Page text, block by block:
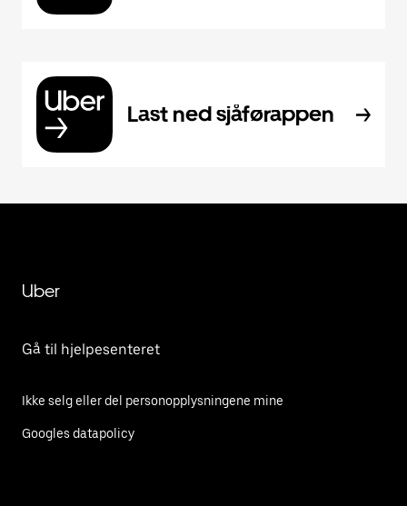
Last ned sjåførappen
Uber
Gå til hjelpesenteret
Ikke selg eller del personopplysningene mine
Googles datapolicy